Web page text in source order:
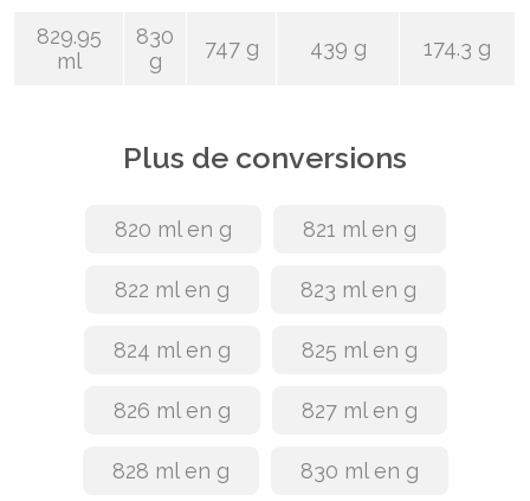
829.95
ml
830
g
747 g 439 g 174.3 g
Plus de conversions
820 ml en g 821 ml en g
822 ml en g 823 ml en g
824 ml en g 825 ml en g
826 ml en g 827 ml en g
828 ml en g 830 ml en g